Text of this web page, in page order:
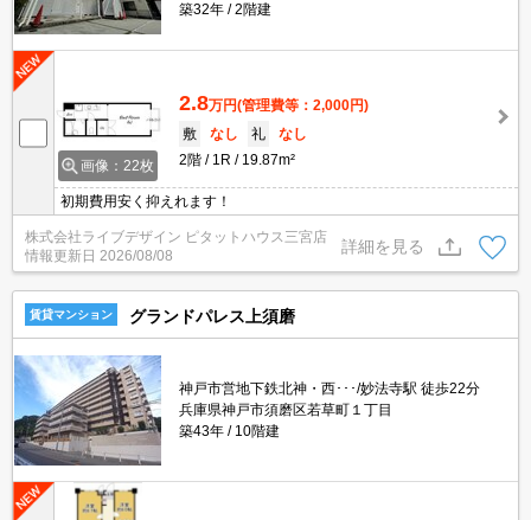
築32年
2階建
画像：22枚
2.8万円(管理費等：2,000円)
敷
なし 礼
なし
2階
1R 19.87m²
初期費用安く抑えれます！
株式会社ライブデザイン ピタットハウス三宮店
情報更新日 2026/08/08
詳細を見る
賃貸マンション グランドパレス上須磨
神戸市営地下鉄北神・西･･･/妙法寺駅 徒歩22分
兵庫県神戸市須磨区若草町１丁目
築43年
10階建